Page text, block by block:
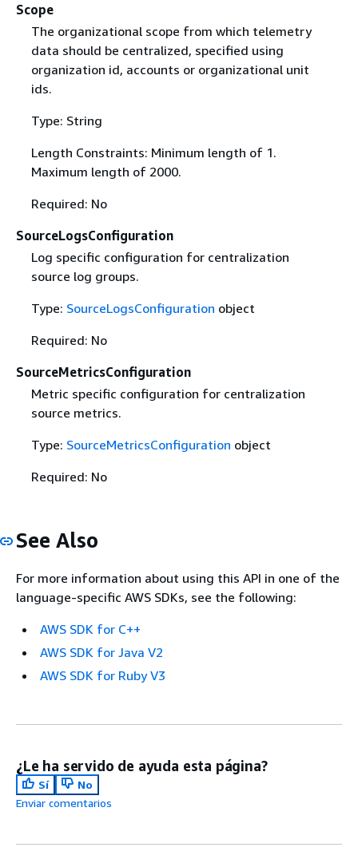
Scope
The organizational scope from which telemetry
data should be centralized, specified using
organization id, accounts or organizational unit
ids.
Type: String
Length Constraints: Minimum length of 1.
Maximum length of 2000.
Required: No
SourceLogsConfiguration
Log specific configuration for centralization
source log groups.
Type: SourceLogsConfiguration object
Required: No
SourceMetricsConfiguration
Metric specific configuration for centralization
source metrics.
Type: SourceMetricsConfiguration object
Required: No
See Also
For more information about using this API in one of the
language-specific AWS SDKs, see the following:
AWS SDK for C++
AWS SDK for Java V2
AWS SDK for Ruby V3
¿Le ha servido de ayuda esta página?
Sí
No
Enviar comentarios